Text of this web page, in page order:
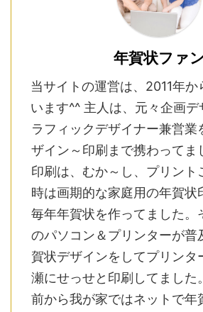
年賀状ファン
当サイトの運営は、2011年か
います^^ 主人は、元々企画
ラフィックデザイナー兼営業
ザイン～印刷まで携わってま
印刷は、むか～し、プリント
時は画期的な家庭用の年賀状
毎年年賀状を作ってました。
のパソコン＆プリンターが普
賀状デザインをしてプリンタ
瀬にせっせと印刷してました
前から我が家ではネットで年